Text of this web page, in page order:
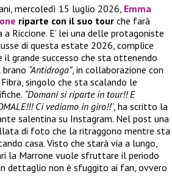
mercoledì 15 luglio 2026, Emma
riparte con il suo tour che farà
a Riccione. E’ lei una delle protagoniste
di questa estate 2026, complice
il grande successo che sta ottenendo
“Antidroga”, in collaborazione con
singolo che sta scalando le
“Domani si riparte in tour!! E
Ci vediamo in giro!!“, ha scritto la
salentina su Instagram. Nel post una
di foto che la ritraggono mentre sta
casa. Visto che starà via a lungo,
la Marrone vuole sfruttare il periodo
dettaglio non è sfuggito ai fan, ovvero